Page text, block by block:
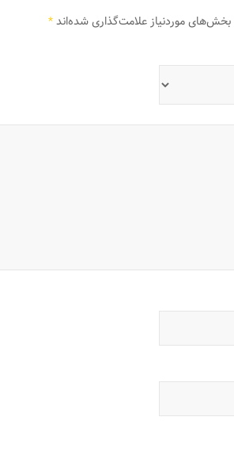
بخش‌های موردنیاز علامت‌گذاری شده‌اند*